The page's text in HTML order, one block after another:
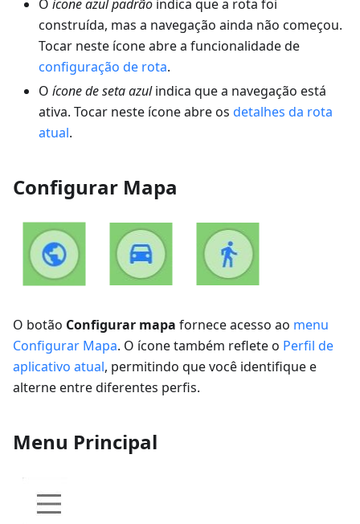
O ícone azul padrão indica que a rota foi
construída, mas a navegação ainda não começou.
Tocar neste ícone abre a funcionalidade de
configuração de rota.
O ícone de seta azulindica que a navegação está
ativa. Tocar neste ícone abre os detalhes da rota
atual.
Configurar Mapa
O botão Configurar mapa fornece acesso ao menu
Configurar Mapa. O ícone também reflete o Perfil de
aplicativo atual, permitindo que você identifique e
alterne entre diferentes perfis.
Menu Principal